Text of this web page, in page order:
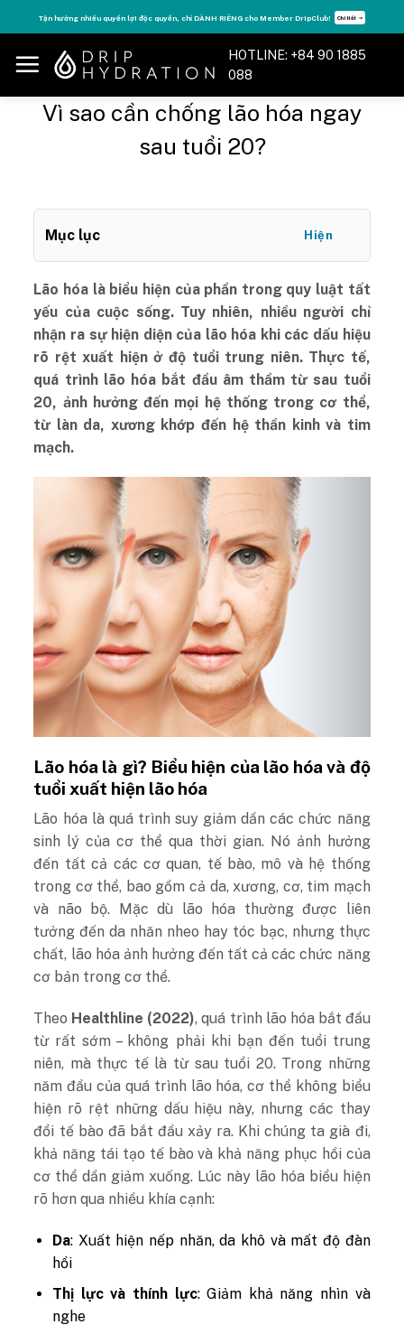
to
content
Tăng năng lượng - sống đỉnh cao với thẻ Vitamin Drip Membership. Xem ngay ➝
HOTLINE: +84 90 1885
088
Vì sao cần chống lão hóa ngay
sau tuổi 20?
Mục lục Hiện
Lão hóa là biểu hiện của phần trong quy luật tất
yếu của cuộc sống. Tuy nhiên, nhiều người chỉ
nhận ra sự hiện diện của lão hóa khi các dấu hiệu
rõ rệt xuất hiện ở độ tuổi trung niên. Thực tế,
quá trình lão hóa bắt đầu âm thầm từ sau tuổi
20, ảnh hưởng đến mọi hệ thống trong cơ thể,
từ làn da, xương khớp đến hệ thần kinh và tim
mạch.
Lão hóa là gì? Biểu hiện của lão hóa và độ
tuổi xuất hiện lão hóa
Lão hóa là quá trình suy giảm dần các chức năng
sinh lý của cơ thể qua thời gian. Nó ảnh hưởng
đến tất cả các cơ quan, tế bào, mô và hệ thống
trong cơ thể, bao gồm cả da, xương, cơ, tim mạch
và não bộ. Mặc dù lão hóa thường được liên
tưởng đến da nhăn nheo hay tóc bạc, nhưng thực
chất, lão hóa ảnh hưởng đến tất cả các chức năng
cơ bản trong cơ thể.
Theo Healthline (2022), quá trình lão hóa bắt đầu
từ rất sớm – không phải khi bạn đến tuổi trung
niên, mà thực tế là từ sau tuổi 20. Trong những
năm đầu của quá trình lão hóa, cơ thể không biểu
hiện rõ rệt những dấu hiệu này, nhưng các thay
đổi tế bào đã bắt đầu xảy ra. Khi chúng ta già đi,
khả năng tái tạo tế bào và khả năng phục hồi của
cơ thể dần giảm xuống. Lúc này lão hóa biểu hiện
rõ hơn qua nhiều khía cạnh:​
Da: Xuất hiện nếp nhăn, da khô và mất độ đàn
hồi
Thị lực và thính lực: Giảm khả năng nhìn và
nghe